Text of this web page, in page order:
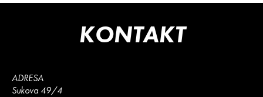
KONTAKT
ADRESA
Sukova 49/4